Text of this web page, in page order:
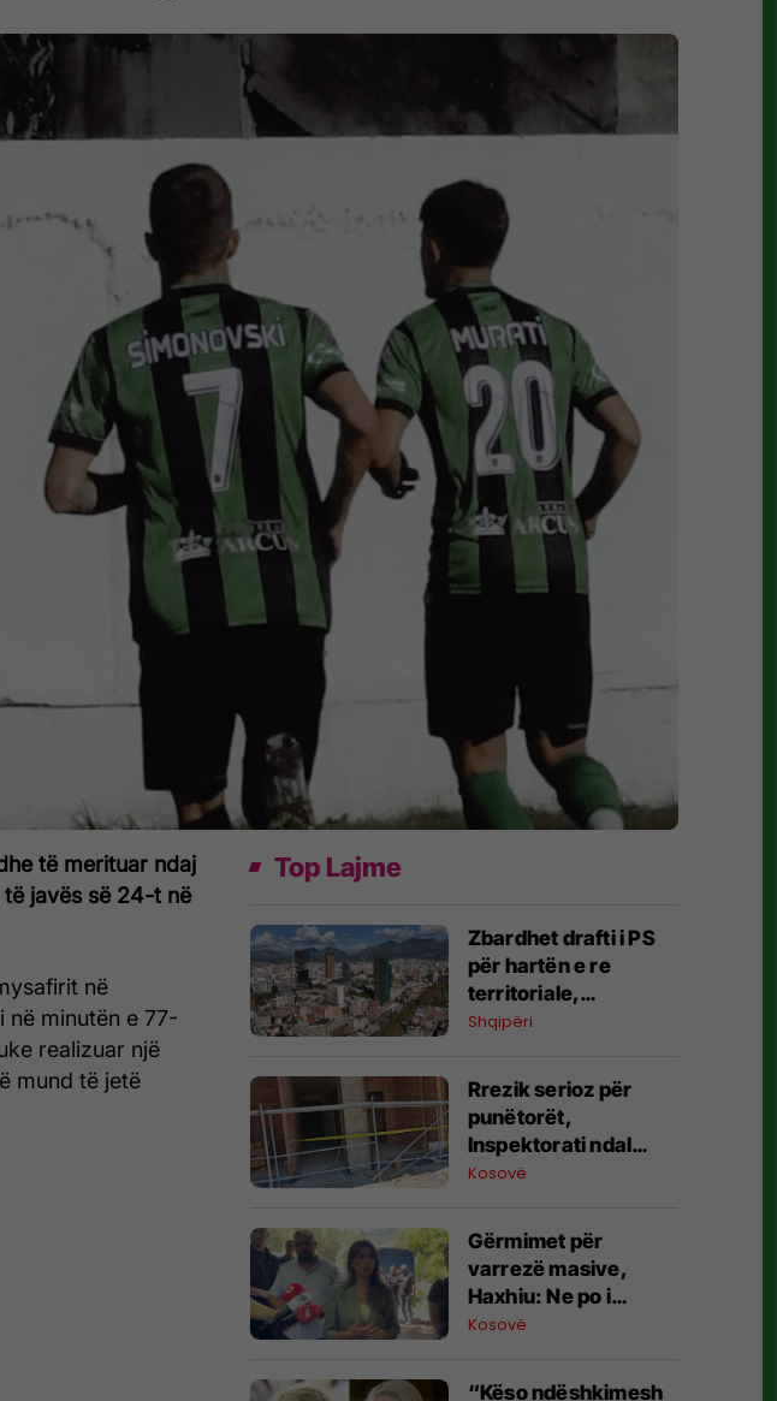
të merituar ndaj
javës së 24-t në
në
në minutën e 77-
realizuar një
mund të jetë
Top Lajme
Zbardhet drafti i PS
për hartën e re
territoriale,
“shkrihen” 15 bashki
Shqipëri
Rrezik serioz për
punëtorët,
Inspektorati ndal
punimet në dy
e Shtime
Kosovë
Gërmimet për
varrezë masive, ​
Haxhiu: Ne po i
kërkojmë të
vazhdon t’i mohojë
Kosovë
“Këso ndëshkimesh